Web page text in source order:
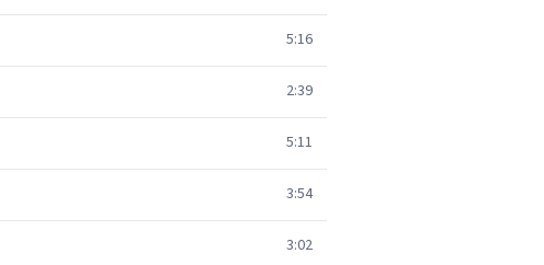
5:16
2:39
5:11
3:54
3:02